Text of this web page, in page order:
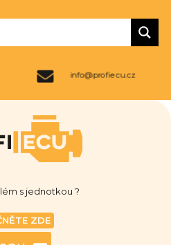
info@profiecu.cz
s jednotkou ?
ZDE